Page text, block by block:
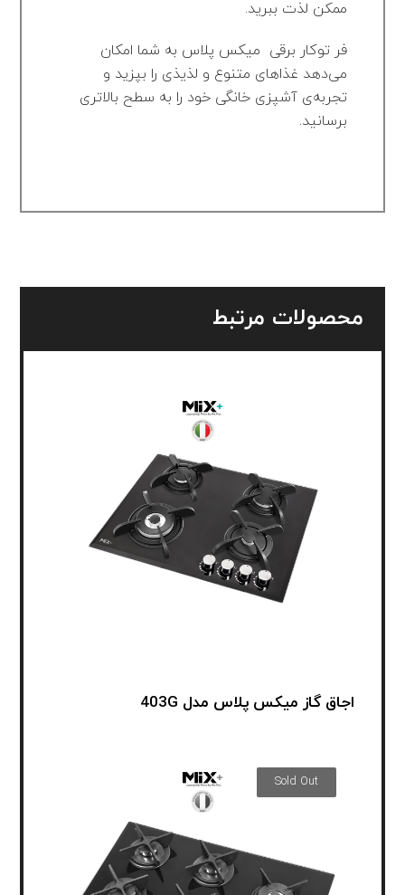
ممکن لذت ببرید.
فر توکار برقی میکس پلاس به شما امکان
می‌دهد غذاهای متنوع و لذیذی را بپزید و
تجربه‌ی آشپزی خانگی خود را به سطح بالاتری
برسانید.
محصولات مرتبط
اجاق گاز میکس پلاس مدل 403G
Sold Out